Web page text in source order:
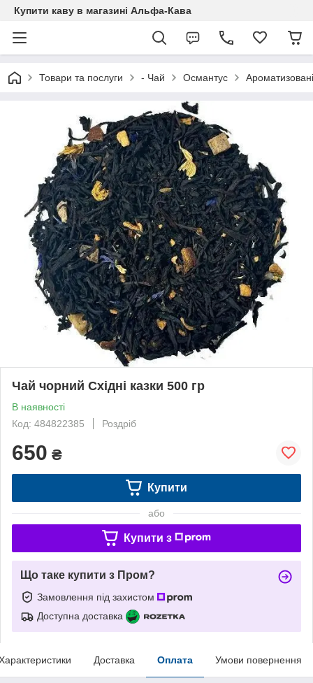
Купити каву в магазині Альфа-Кава
Товари та послуги - Чай Османтус
Чай чорний Східні казки 500 гр
В наявності
Код: 484822385
Роздріб
650 ₴
Купити
або
Купити з
Що таке купити з Пром?
Замовлення під захистом
Доступна доставка
Доставка Оплата Умови повернення